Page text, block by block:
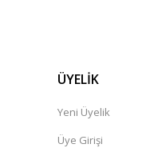
ÜYELİK
Yeni Üyelik
Üye Girişi